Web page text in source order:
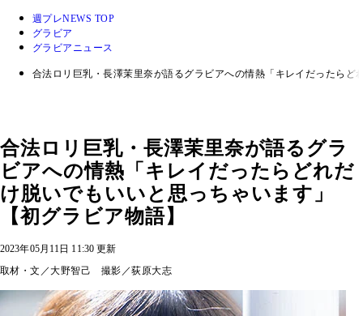
週プレNEWS TOP
グラビア
グラビアニュース
合法ロリ巨乳・長澤茉里奈が語るグラビアへの情熱「キレイだったら
合法ロリ巨乳・長澤茉里奈が語るグラ
ビアへの情熱「キレイだったらどれだ
け脱いでもいいと思っちゃいます」
【初グラビア物語】
2023年05月11日 11:30 更新
取材・文／大野智己 撮影／荻原大志